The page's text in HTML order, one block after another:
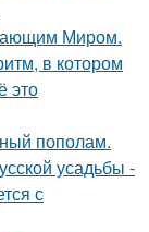
Миром.
в котором
это
пополам.
усадьбы -
с